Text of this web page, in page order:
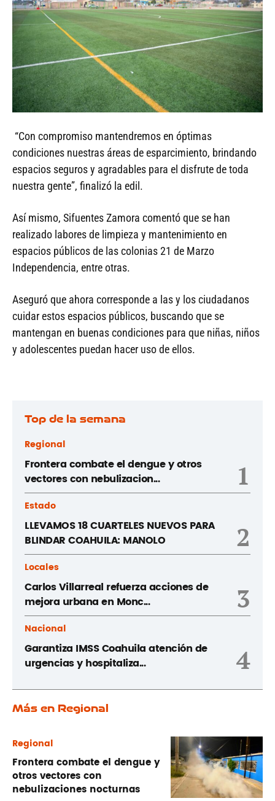
“Con compromiso mantendremos en óptimas
condiciones nuestras áreas de esparcimiento, brindando
espacios seguros y agradables para el disfrute de toda
nuestra gente”, finalizó la edil.
Así mismo, Sifuentes Zamora comentó que se han
realizado labores de limpieza y mantenimiento en
espacios públicos de las colonias 21 de Marzo
Independencia, entre otras.
Aseguró que ahora corresponde a las y los ciudadanos
cuidar estos espacios públicos, buscando que se
mantengan en buenas condiciones para que niñas, niños
y adolescentes puedan hacer uso de ellos.
Top de la semana
Regional
Frontera combate el dengue y otros
vectores con nebulizacion...
1
Estado
LLEVAMOS 18 CUARTELES NUEVOS PARA
BLINDAR COAHUILA: MANOLO
2
Locales
Carlos Villarreal refuerza acciones de
mejora urbana en Monc...
3
Nacional
Garantiza IMSS Coahuila atención de
urgencias y hospitaliza...
4
Más en Regional
Regional
Frontera combate el dengue y
otros vectores con
nebulizaciones nocturnas